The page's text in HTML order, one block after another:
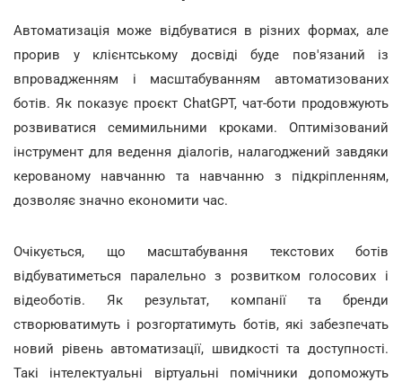
Автоматизація може відбуватися в різних формах, але
прорив у клієнтському досвіді буде пов'язаний із
впровадженням і масштабуванням автоматизованих
ботів. Як показує проєкт ChatGPT, чат-боти продовжують
розвиватися семимильними кроками. Оптимізований
інструмент для ведення діалогів, налагоджений завдяки
керованому навчанню та навчанню з підкріпленням,
дозволяє значно економити час.
Очікується, що масштабування текстових ботів
відбуватиметься паралельно з розвитком голосових і
відеоботів. Як результат, компанії та бренди
створюватимуть і розгортатимуть ботів, які забезпечать
новий рівень автоматизації, швидкості та доступності.
Такі інтелектуальні віртуальні помічники допоможуть